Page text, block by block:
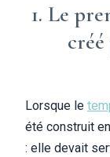
1. Le
Lorsque le
été construit
: elle devait